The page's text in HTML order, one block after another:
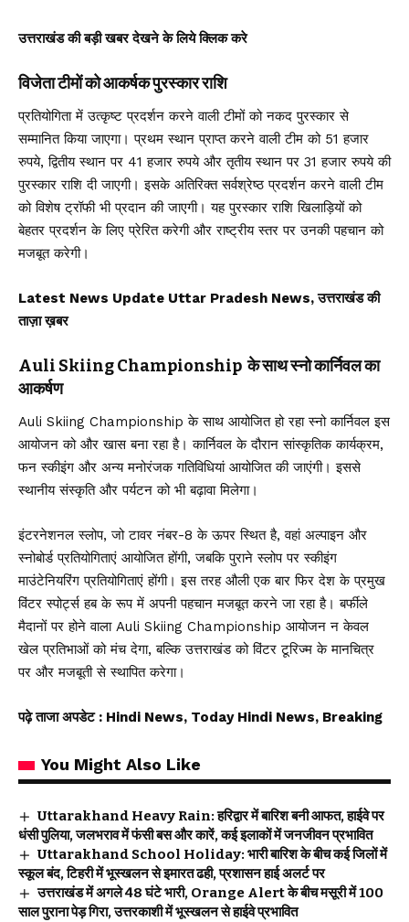
उत्तराखंड की बड़ी खबर देखने के लिये क्लिक करे
विजेता टीमों को आकर्षक पुरस्कार राशि
प्रतियोगिता में उत्कृष्ट प्रदर्शन करने वाली टीमों को नकद पुरस्कार से
सम्मानित किया जाएगा। प्रथम स्थान प्राप्त करने वाली टीम को 51 हजार
रुपये, द्वितीय स्थान पर 41 हजार रुपये और तृतीय स्थान पर 31 हजार रुपये की
पुरस्कार राशि दी जाएगी। इसके अतिरिक्त सर्वश्रेष्ठ प्रदर्शन करने वाली टीम
को विशेष ट्रॉफी भी प्रदान की जाएगी। यह पुरस्कार राशि खिलाड़ियों को
बेहतर प्रदर्शन के लिए प्रेरित करेगी और राष्ट्रीय स्तर पर उनकी पहचान को
मजबूत करेगी।
Latest News Update Uttar Pradesh News, उत्तराखंड की
ताज़ा ख़बर
Auli Skiing Championship के साथ स्नो कार्निवल का
आकर्षण
Auli Skiing Championship के साथ आयोजित हो रहा स्नो कार्निवल इस
आयोजन को और खास बना रहा है। कार्निवल के दौरान सांस्कृतिक कार्यक्रम,
फन स्कीइंग और अन्य मनोरंजक गतिविधियां आयोजित की जाएंगी। इससे
स्थानीय संस्कृति और पर्यटन को भी बढ़ावा मिलेगा।
इंटरनेशनल स्लोप, जो टावर नंबर-8 के ऊपर स्थित है, वहां अल्पाइन और
स्नोबोर्ड प्रतियोगिताएं आयोजित होंगी, जबकि पुराने स्लोप पर स्कीइंग
माउंटेनियरिंग प्रतियोगिताएं होंगी। इस तरह औली एक बार फिर देश के प्रमुख
विंटर स्पोर्ट्स हब के रूप में अपनी पहचान मजबूत करने जा रहा है। बर्फीले
मैदानों पर होने वाला Auli Skiing Championship आयोजन न केवल
खेल प्रतिभाओं को मंच देगा, बल्कि उत्तराखंड को विंटर टूरिज्म के मानचित्र
पर और मजबूती से स्थापित करेगा।
पढ़े ताजा अपडेट : Hindi News, Today Hindi News, Breaking
You Might Also Like
Uttarakhand Heavy Rain: हरिद्वार में बारिश बनी आफत, हाईवे पर
धंसी पुलिया, जलभराव में फंसी बस और कारें, कई इलाकों में जनजीवन प्रभावित
Uttarakhand School Holiday: भारी बारिश के बीच कई जिलों में
स्कूल बंद, टिहरी में भूस्खलन से इमारत ढही, प्रशासन हाई अलर्ट पर
उत्तराखंड में अगले 48 घंटे भारी, Orange Alert के बीच मसूरी में 100
साल पुराना पेड़ गिरा, उत्तरकाशी में भूस्खलन से हाईवे प्रभावित